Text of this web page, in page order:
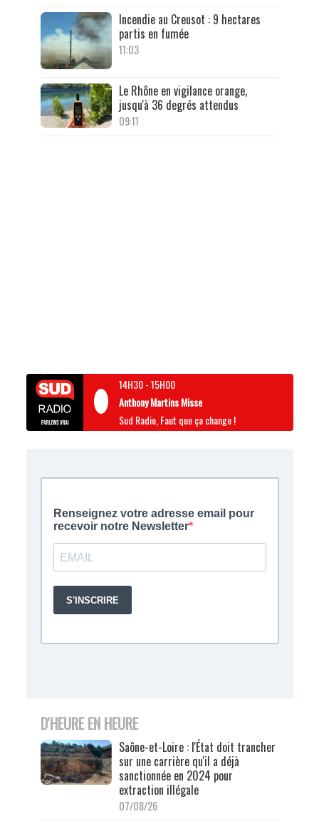
Incendie au Creusot : 9 hectares
partis en fumée
11:03
Le Rhône en vigilance orange,
jusqu'à 36 degrés attendus
09:11
14H30-15H00
Anthony Martins Misse
Sud Radio, Faut que ça change !
D'HEURE EN HEURE
Saône-et-Loire : l'État doit trancher
sur une carrière qu'il a déjà
sanctionnée en 2024 pour
extraction illégale
07/08/26